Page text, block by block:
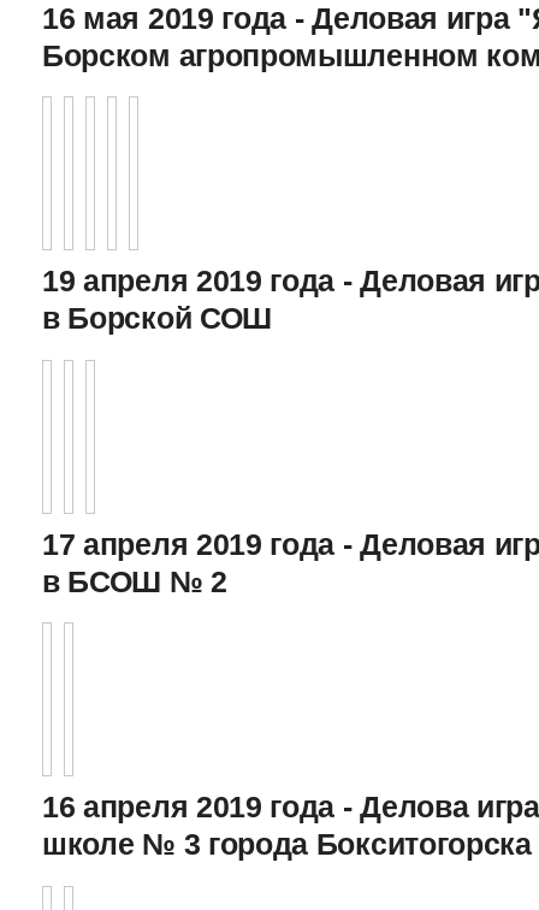
16 мая 2019 года - Деловая игра
Борском агропромышленном
19 апреля 2019 года - Деловая
в Борской СОШ
17 апреля 2019 года - Деловая
в БСОШ № 2
16 апреля 2019 года - Делова
школе № 3 города Бокситогорска